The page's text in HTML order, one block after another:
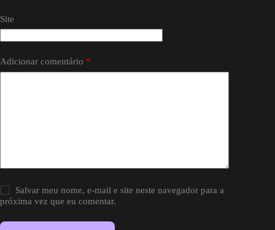
Site
Adicionar comentário *
Salvar meu nome, e-mail e site neste navegador para a
próxima vez que eu comentar.